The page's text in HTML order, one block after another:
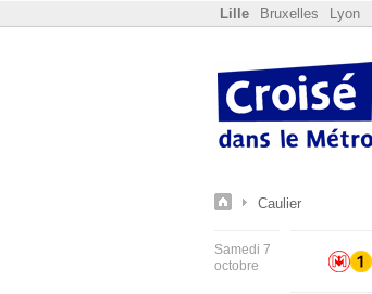
Lille Bruxelles Lyon
Caulier
Samedi 7
octobre